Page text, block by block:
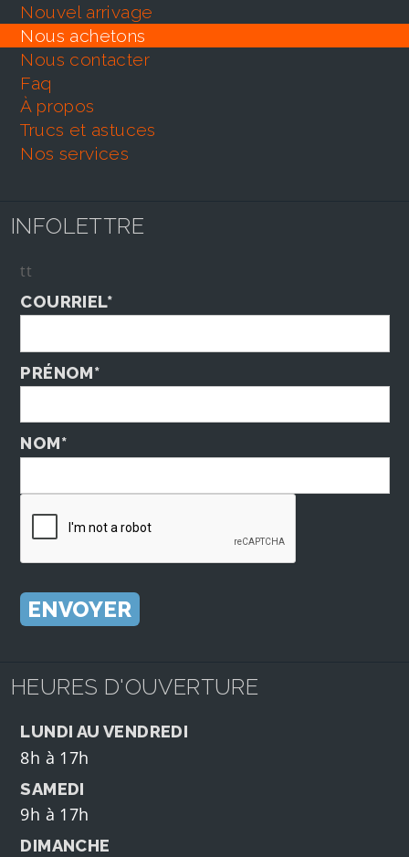
nouvel arrivage
nous achetons
nous contacter
faq
À propos
trucs et astuces
nos services
INFOLETTRE
tt
COURRIEL*
PRÉNOM*
NOM*
HEURES D'OUVERTURE
LUNDI AU VENDREDI
8h à 17h
SAMEDI
9h à 17h
DIMANCHE